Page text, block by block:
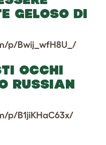
GELOSO DI
p/Bwij_wfH8U_/
OCCHI
RUSSIAN
p/B1jiKHaC63x/